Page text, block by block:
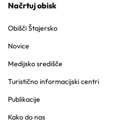
Načrtuj obisk
Obišči Štajersko
Novice
Medijsko središče
Turistično informacijski centri
Publikacije
Kako do nas